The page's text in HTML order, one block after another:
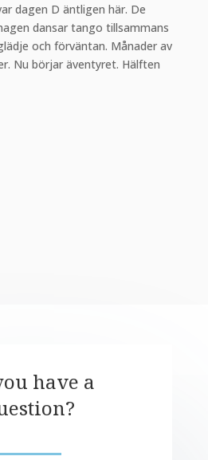
dagen D äntligen här. De
dansar tango tillsammans
och förväntan. Månader av
Nu börjar äventyret. Hälften
have a